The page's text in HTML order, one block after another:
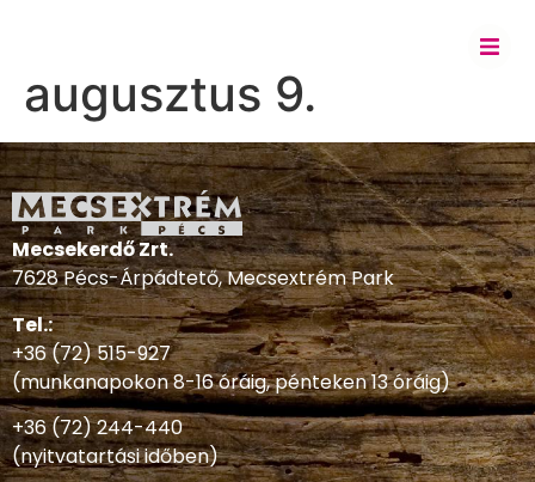
augusztus 9.
Mecsekerdő Zrt.
7628 Pécs-Árpádtető, Mecsextrém Park
Tel.:
+36 (72) 515-927
(munkanapokon 8-16 óráig, pénteken 13 óráig)
+36 (72) 244-440
(nyitvatartási időben)